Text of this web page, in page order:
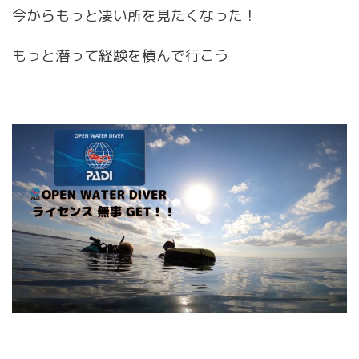
今からもっと凄い所を見たくなった！
もっと潜って経験を積んで行こう